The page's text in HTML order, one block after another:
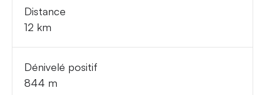
Distance
12 km
Dénivelé positif
844 m